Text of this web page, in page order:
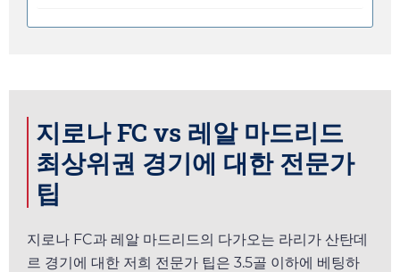
지로나 FC vs 레알 마드리드
최상위권 경기에 대한 전문가
팁
지로나 FC과 레알 마드리드의 다가오는 라리가 산탄데
르 경기에 대한 저희 전문가 팁은 3.5골 이하에 베팅하